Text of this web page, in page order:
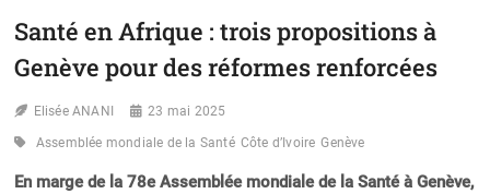
Santé en Afrique : trois propositions à
Genève pour des réformes renforcées
Elisée ANANI 23 mai 2025
Assemblée mondiale de la Santé Côte d’Ivoire Genève
En marge de la 78e Assemblée mondiale de la Santé à Genève,